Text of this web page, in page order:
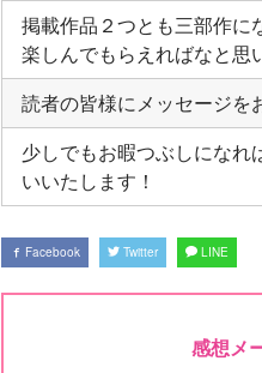
掲載作品２つとも三部作に
楽しんでもらえればなと思
読者の皆様にメッセージを
少しでもお暇つぶしになれ
いいたします！
Facebook Twitter LINE
感想メ